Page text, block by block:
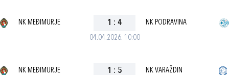
04.04.2026. 10:00
NK MEĐIMURJE 1 : 4 NK PODRAVINA
NK MEĐIMURJE 1 : 5 NK VARAŽDIN